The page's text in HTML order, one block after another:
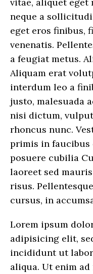
neque a
eget eros finibus,
venenatis.
a feugiat metus.
Aliquam erat
interdum leo a
justo, malesuada
nisi dictum,
rhoncus nunc.
primis in
posuere cubilia
laoreet sed
risus.
cursus, in
Lorem ipsum
adipisicing elit,
incididunt ut
aliqua. Ut enim